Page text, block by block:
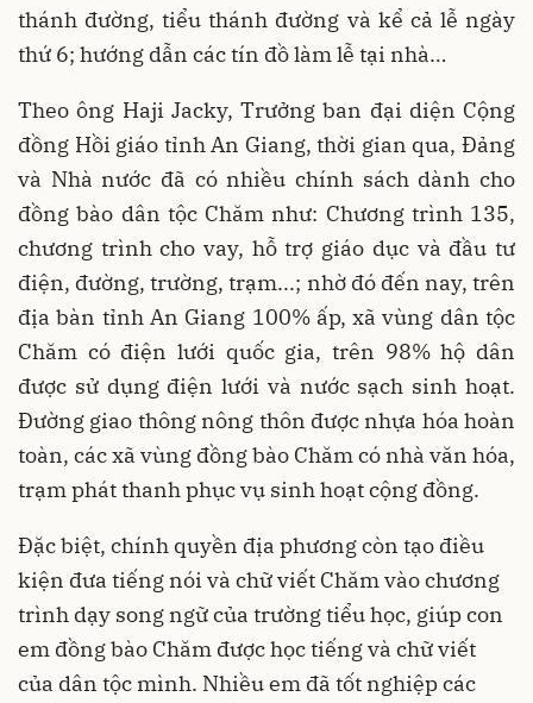
thánh đường, tiểu thánh đường và kể cả lễ ngày
thứ 6; hướng dẫn các tín đồ làm lễ tại nhà…
Theo ông Haji Jacky, Trưởng ban đại diện Cộng
đồng Hồi giáo tỉnh An Giang, thời gian qua, Đảng
và Nhà nước đã có nhiều chính sách dành cho
đồng bào dân tộc Chăm như: Chương trình 135,
chương trình cho vay, hỗ trợ giáo dục và đầu tư
điện, đường, trường, trạm...; nhờ đó đến nay, trên
địa bàn tỉnh An Giang 100% ấp, xã vùng dân tộc
Chăm có điện lưới quốc gia, trên 98% hộ dân
được sử dụng điện lưới và nước sạch sinh hoạt.
Đường giao thông nông thôn được nhựa hóa hoàn
toàn, các xã vùng đồng bào Chăm có nhà văn hóa,
trạm phát thanh phục vụ sinh hoạt cộng đồng.
Đặc biệt, chính quyền địa phương còn tạo điều
kiện đưa tiếng nói và chữ viết Chăm vào chương
trình dạy song ngữ của trường tiểu học, giúp con
em đồng bào Chăm được học tiếng và chữ viết
của dân tộc mình. Nhiều em đã tốt nghiệp các